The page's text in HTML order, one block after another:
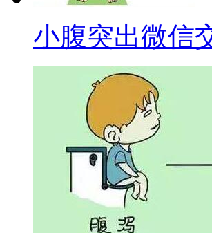
小腹突出微信